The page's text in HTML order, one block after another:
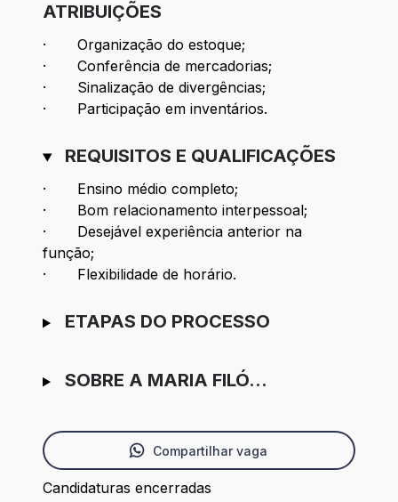
ATRIBUIÇÕES
· Organização do estoque;
· Conferência de mercadorias;
· Sinalização de divergências;
· Participação em inventários.
REQUISITOS E QUALIFICAÇÕES
· Ensino médio completo;
· Bom relacionamento interpessoal;
· Desejável experiência anterior na
função;
· Flexibilidade de horário.
ETAPAS DO PROCESSO
SOBRE A MARIA FILÓ...
Compartilhar vaga
Candidaturas encerradas